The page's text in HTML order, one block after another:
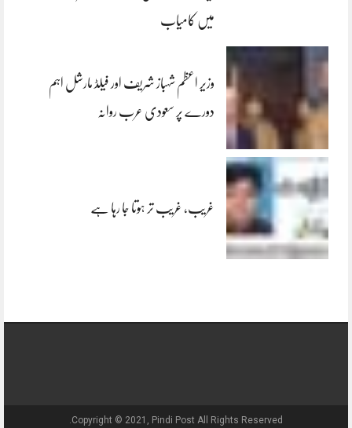
میں کامیاب
وزیر اعظم شہباز شریف اور فیلڈ مارشل اہم
دورے پر سعودی عرب روانہ
غریب، غریب تر ہوتا جا رہا ہے
Copyright © 2021, Pindi Post All Rights Reserved.